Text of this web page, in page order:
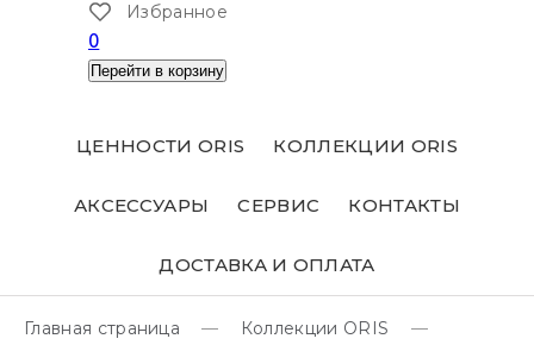
Избранное
0
Перейти в корзину
ЦЕННОСТИ ORIS КОЛЛЕКЦИИ ORIS
АКСЕССУАРЫ СЕРВИС КОНТАКТЫ
ДОСТАВКА И ОПЛАТА
Главная страница
Коллекции ORIS